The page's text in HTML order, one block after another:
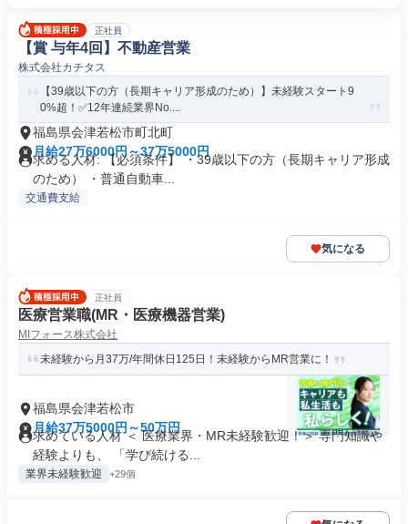
正社員
【賞 与年4回】不動産営業
株式会社カチタス
【39歳以下の方（長期キャリア形成のため）】未経験スタート9
0%超！✅12年連続業界No....
福島県会津若松市町北町
月給27万6000円～37万5000円
求める人材: 【必須条件】 ・39歳以下の方（長期キャリア形成
のため） ・普通自動車...
交通費支給
気になる
正社員
医療営業職(MR・医療機器営業)
MIフォース株式会社
未経験から月37万/年間休日125日！未経験からMR営業に！
福島県会津若松市
月給37万5000円～50万円
求めている人材 ＜ 医療業界・MR未経験歓迎！＞ 専門知識や
経験よりも、 「学び続ける...
業界未経験歓迎 +29個